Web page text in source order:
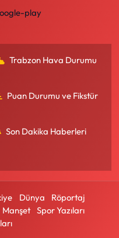
Trabzon Hava Durumu
Puan Durumu ve Fikstür
Son Dakika Haberleri
Dünya
Röportaj
Manşet
Spor Yazıları